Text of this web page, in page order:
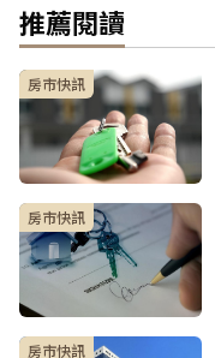
推薦閱讀
房市快訊
房市快訊
房市快訊